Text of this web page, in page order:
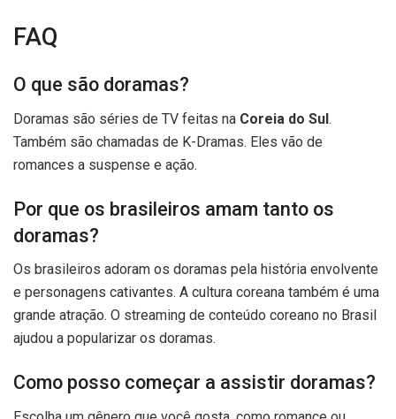
FAQ
O que são doramas?
Doramas são séries de TV feitas na Coreia do Sul.
Também são chamadas de K-Dramas. Eles vão de
romances a suspense e ação.
Por que os brasileiros amam tanto os
doramas?
Os brasileiros adoram os doramas pela história envolvente
e personagens cativantes. A cultura coreana também é uma
grande atração. O streaming de conteúdo coreano no Brasil
ajudou a popularizar os doramas.
Como posso começar a assistir doramas?